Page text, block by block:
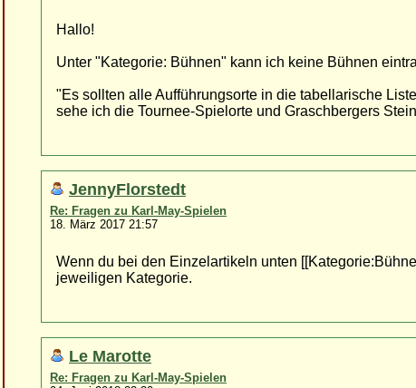
Hallo!
Unter "Kategorie: Bühnen" kann ich keine Bühnen
"Es sollten alle Aufführungsorte in die tabellarische
sehe ich die Tournee-Spielorte und Graschbergers
JennyFlorstedt
Re: Fragen zu Karl-May-Spielen
18. März 2017 21:57
Wenn du bei den Einzelartikeln unten
jeweiligen Kategorie.
Le Marotte
Re: Fragen zu Karl-May-Spielen